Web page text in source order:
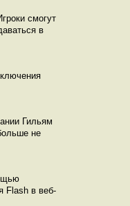
смогут
в
Гильям
не
Flash в веб-